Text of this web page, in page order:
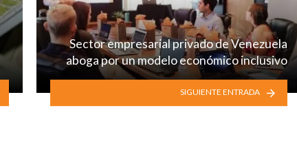
Sector empresarial privado de Venezuela
aboga por un modelo económico inclusivo
SIGUIENTE ENTRADA